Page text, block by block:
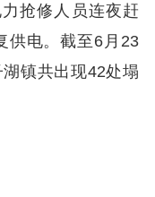
抢修人员连夜赶
供电。截至6月23
镇共出现42处塌